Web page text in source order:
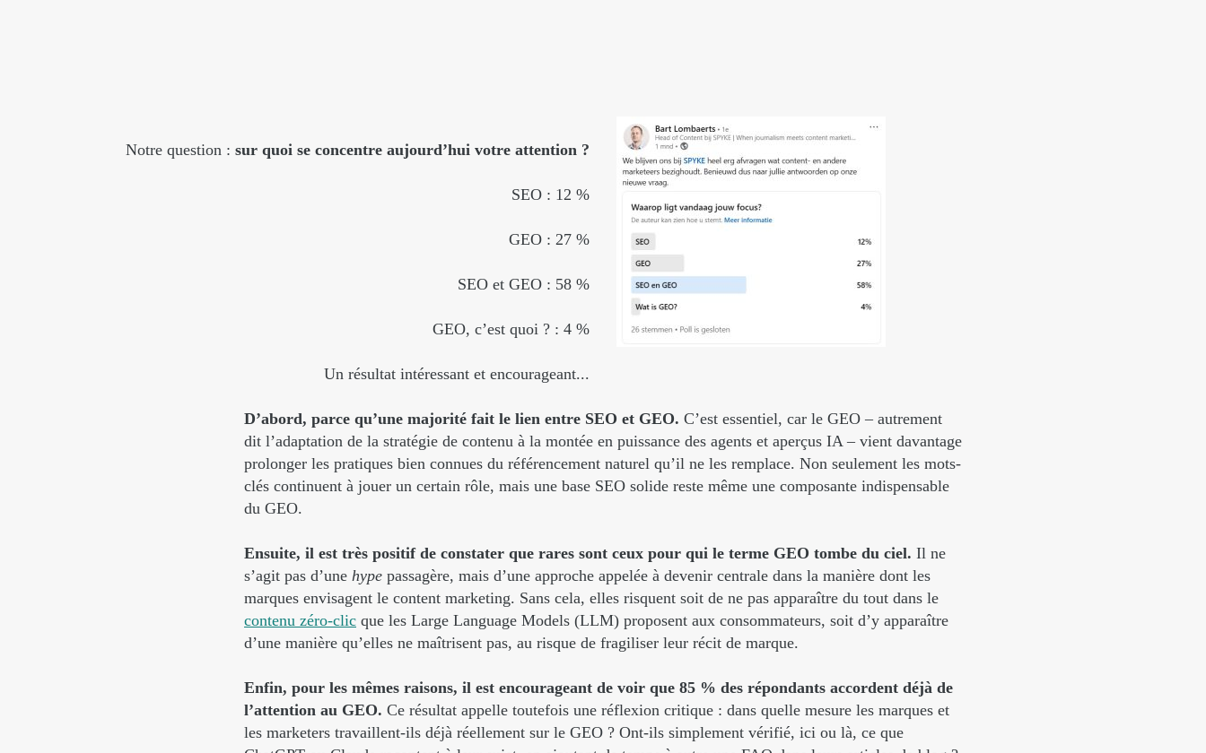
Notre question : sur quoi se concentre aujourd’hui votre attention ?
SEO : 12 %
GEO : 27 %
SEO et GEO : 58 %
GEO, c’est quoi ? : 4 %
Un résultat intéressant et encourageant...
D’abord, parce qu’une majorité fait le lien entre SEO et GEO. C’est essentiel, car le GEO – autrement
dit l’adaptation de la stratégie de contenu à la montée en puissance des agents et aperçus IA – vient davantage
prolonger les pratiques bien connues du référencement naturel qu’il ne les remplace. Non seulement les mots-
clés continuent à jouer un certain rôle, mais une base SEO solide reste même une composante indispensable
du GEO.
Ensuite, il est très positif de constater que rares sont ceux pour qui le terme GEO tombe du ciel. Il ne
s’agit pas d’une hype passagère, mais d’une approche appelée à devenir centrale dans la manière dont les
marques envisagent le content marketing. Sans cela, elles risquent soit de ne pas apparaître du tout dans le
contenu zéro-clic que les Large Language Models (LLM) proposent aux consommateurs, soit d’y apparaître
d’une manière qu’elles ne maîtrisent pas, au risque de fragiliser leur récit de marque.
Enfin, pour les mêmes raisons, il est encourageant de voir que 85 % des répondants accordent déjà de
l’attention au GEO. Ce résultat appelle toutefois une réflexion critique : dans quelle mesure les marques et
les marketers travaillent-ils déjà réellement sur le GEO ? Ont-ils simplement vérifié, ici ou là, ce que